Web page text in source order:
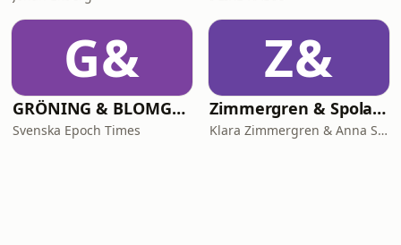
G&
GRÖNING & BLOMGREN UTANFÖR
Svenska Epoch Times
Z&
Zimmergren & Spolander
Klara Zimmergren & Anna Spolander